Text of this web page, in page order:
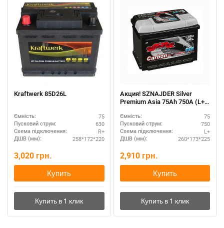
Kraftwerk 85D26L
Ємність: 75
Пусковий струм: 630
Схема підключення: R+
ДШВ (мм): 258*172*220
3,020 грн.
Купить
Акция! SZNAJDER Silver
Premium Asia 75Ah 750A (L+)
мощных авто
Ємність: 75
Пусковий струм: 750
Схема підключення: L+
ДШВ (мм): 260*173*225
2,910 грн.
Купить